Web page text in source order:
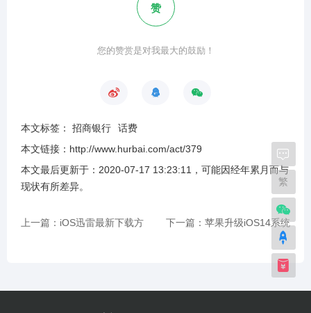
赞
您的赞赏是对我最大的鼓励！
本文标签： 招商银行
话费
本文链接： http://www.hurbai.com/act/379
本文最后更新于： 2020-07-17 13:23:11 ，可能因经年累月而与
现状有所差异。
上一篇：iOS迅雷最新下载方 下一篇：苹果升级iOS14系统
后，账号登陆不了App Store怎
么办？
繁